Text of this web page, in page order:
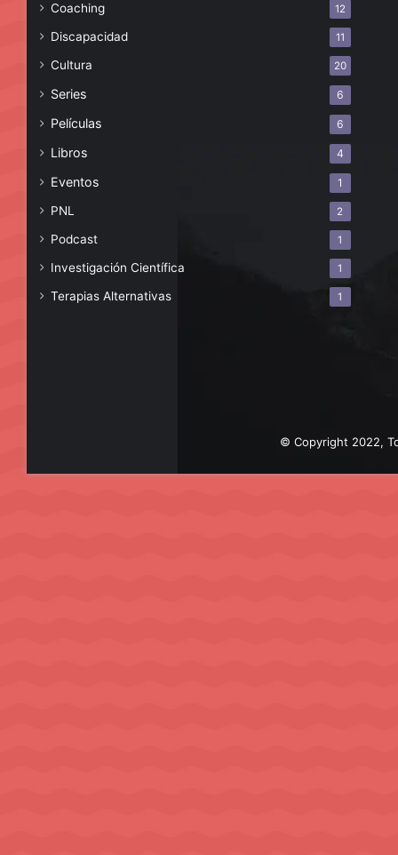
Coaching 12
Discapacidad 11
Cultura 20
Series 6
Películas 6
Libros 4
Eventos 1
PNL 2
Podcast 1
Investigación Científica 1
Terapias Alternativas 1
© Copyright 2022,